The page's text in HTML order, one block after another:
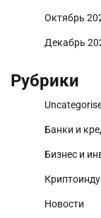
Октябрь
Декабрь
Рубрики
Банки и
Бизнес и
Новости